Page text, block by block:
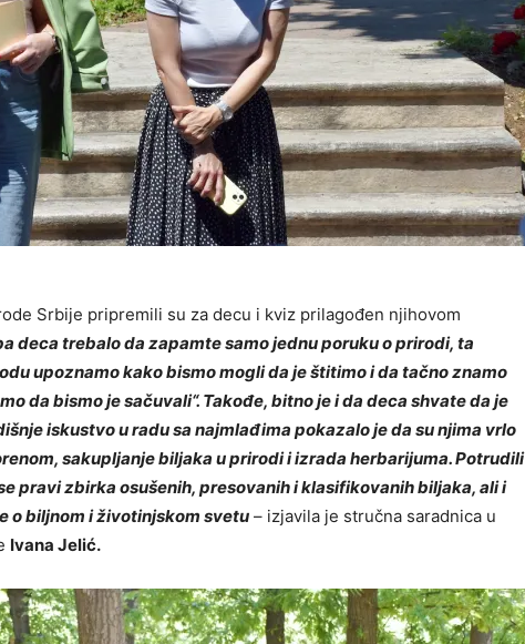
Srbije pripremili su za decu i kviz prilagođen njihovom
deca trebalo da zapamte samo jednu poruku o prirodi, ta
upoznamo kako bismo mogli da je štitimo i da tačno znamo
da bismo je sačuvali“. Takođe, bitno je i da deca shvate da je
iskustvo u radu sa najmlađima pokazalo je da su njima vrlo
sakupljanje biljaka u prirodi i izrada herbarijuma. Potrudili
pravi zbirka osušenih, presovanih i klasifikovanih biljaka, ali i
o biljnom i životinjskom svetu – izjavila je stručna saradnica u
Ivana Jelić.